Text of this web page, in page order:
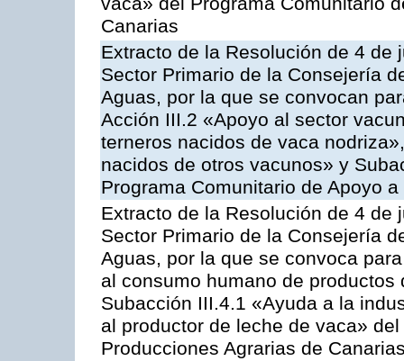
Canarias
Extracto de la Resolución de 4
Sector Primario de la Consejería
Aguas, por la que se convocan
Acción III.2 «Apoyo al sector
terneros nacidos de vaca
nacidos de otros vacunos» y
Programa Comunitario de Apoyo
Extracto de la Resolución de 4
Sector Primario de la Consejería
Aguas, por la que se convoca
al consumo humano de
Subacción III.4.1 «Ayuda a la
al productor de leche de vaca»
Producciones Agrarias de